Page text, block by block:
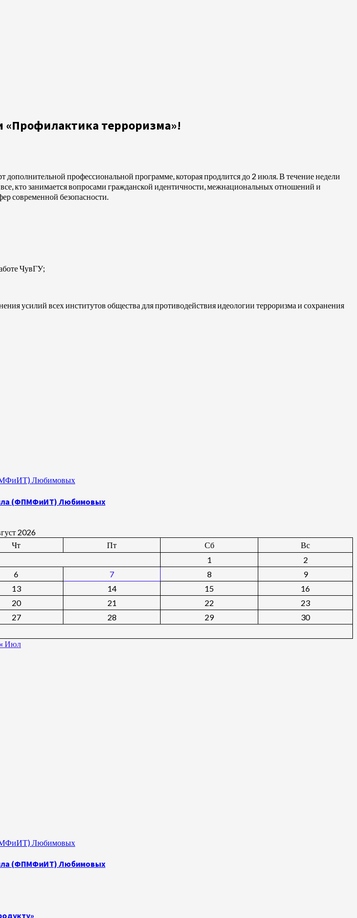
терроризма»!
профессиональной программе, которая продлится до 2 июля. В течение недели
кто занимается вопросами гражданской идентичности, межнациональных отношений и
современной безопасности.
ЧувГУ;
усилий всех институтов общества для противодействия идеологии терроризма и сохранения
Любимовых
(ФПМФиИТ) Любимовых
2026
Чт Пт Сб
Вс
1
2
6 7 8
9
13 14 15
16
20 21 22
23
27 28 29
30
« Июл
Любимовых
(ФПМФиИТ) Любимовых